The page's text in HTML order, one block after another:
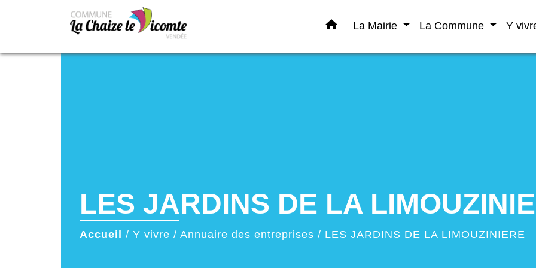
home La Mairie La Commune Y
LES JARDINS DE LA
Accueil / Y vivre / Annuaire des entreprises / LES JARDINS DE LA LIMOUZINIERE